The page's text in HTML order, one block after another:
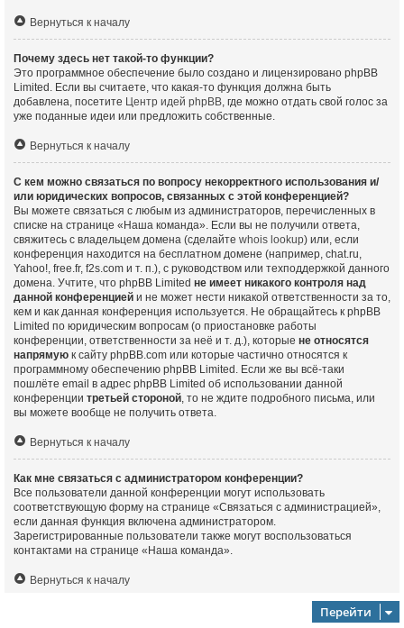
Вернуться к началу
Почему здесь нет такой-то функции?
Это программное обеспечение было создано и лицензировано phpBB
Limited. Если вы считаете, что какая-то функция должна быть
добавлена, посетите Центр идей phpBB, где можно отдать свой голос за
уже поданные идеи или предложить собственные.
Вернуться к началу
С кем можно связаться по вопросу некорректного использования и/
или юридических вопросов, связанных с этой конференцией?
Вы можете связаться с любым из администраторов, перечисленных в
списке на странице «Наша команда». Если вы не получили ответа,
свяжитесь с владельцем домена (сделайте whois lookup) или, если
конференция находится на бесплатном домене (например, chat.ru,
Yahoo!, free.fr, f2s.com и т. п.), с руководством или техподдержкой данного
домена. Учтите, что phpBB Limited не имеет никакого контроля над
данной конференцией и не может нести никакой ответственности за то,
кем и как данная конференция используется. Не обращайтесь к phpBB
Limited по юридическим вопросам (о приостановке работы
конференции, ответственности за неё и т. д.), которые не относятся
напрямую к сайту phpBB.com или которые частично относятся к
программному обеспечению phpBB Limited. Если же вы всё-таки
пошлёте email в адрес phpBB Limited об использовании данной
конференции третьей стороной, то не ждите подробного письма, или
вы можете вообще не получить ответа.
Вернуться к началу
Как мне связаться с администратором конференции?
Все пользователи данной конференции могут использовать
соответствующую форму на странице «Связаться с администрацией»,
если данная функция включена администратором.
Зарегистрированные пользователи также могут воспользоваться
контактами на странице «Наша команда».
Вернуться к началу
Перейти